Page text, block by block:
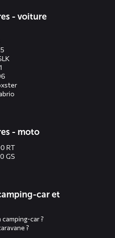
- voiture
- moto
RT
GS
car et
car ?
?